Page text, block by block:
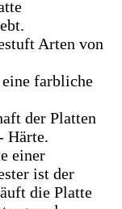
Arten von
farbliche
der Platten
Härte.
einer
ist der
die Platte